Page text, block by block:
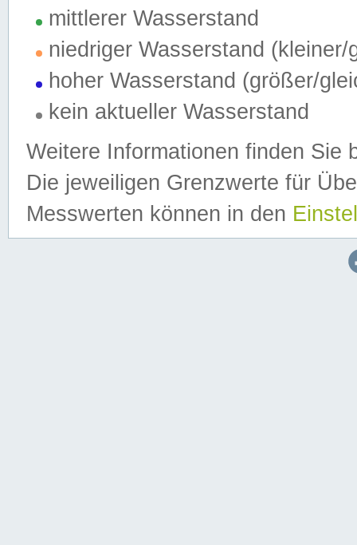
mittlerer Wasserstand
niedriger Wasserstand (kleiner/
hoher Wasserstand (größer/
kein aktueller Wasserstand
Weitere Informationen finden Sie
Die jeweiligen Grenzwerte für
Messwerten können in den